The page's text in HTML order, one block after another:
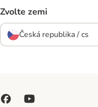
Zvolte zemi
Česká republika / cs